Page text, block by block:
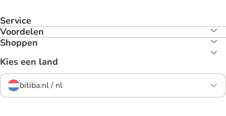
Service
Voordelen
Shoppen
Kies een land
bitiba.nl / nl